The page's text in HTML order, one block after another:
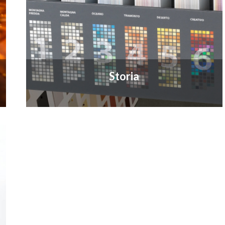
Storia